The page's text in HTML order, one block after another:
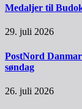
Medaljer til
29. juli 2026
PostNord
søndag
26. juli 2026